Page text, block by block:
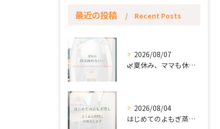
最近の投稿 Recent Posts
2026/08/07
🌿夏休み、ママも休もう🌿
2026/08/04
はじめてのよもぎ蒸し。